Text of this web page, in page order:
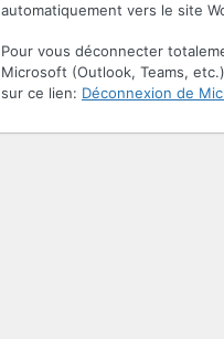
automatiquement vers le site
Pour vous déconnecter
Microsoft (Outlook, Teams,
sur ce lien: Déconnexion de